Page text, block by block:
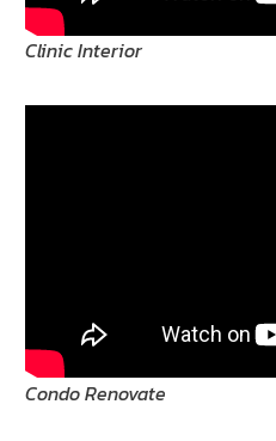
Clinic Interior
Condo Renovate